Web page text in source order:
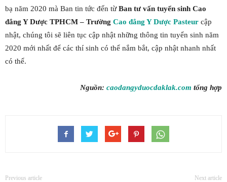
bạ năm 2020 mà Ban tin tức đến từBan tư vấn tuyển sinh Cao
đẳng Y Dược TPHCM – Trường Cao đẳng Y Dược Pasteur cập
nhật, chúng tôi sẽ liên tục cập nhật những thông tin tuyển sinh năm
2020 mới nhất để các thí sinh có thể nắm bắt, cập nhật nhanh nhất
có thể.
Nguồn: caodangyduocdaklak.com tổng hợp
Previous article Next article